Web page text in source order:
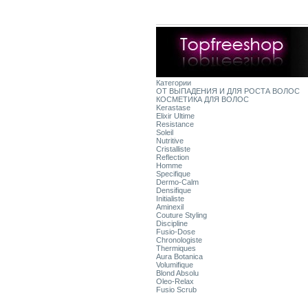
Категории
ОТ ВЫПАДЕНИЯ И ДЛЯ РОСТА ВОЛОС
КОСМЕТИКА ДЛЯ ВОЛОС
Kerastase
Elixir Ultime
Resistance
Soleil
Nutritive
Cristalliste
Reflection
Homme
Specifique
Dermo-Calm
Densifique
Initialiste
Aminexil
Couture Styling
Discipline
Fusio-Dose
Chronologiste
Thermiques
Aura Botanica
Volumifique
Blond Absolu
Oleo-Relax
Fusio Scrub